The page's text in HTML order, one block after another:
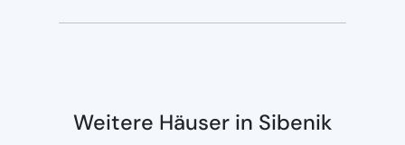
Weitere Häuser in Sibenik